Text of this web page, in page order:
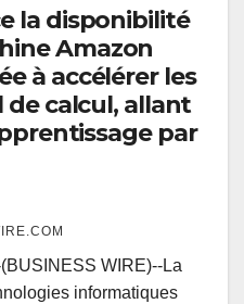
la disponibilité
Amazon
à accélérer les
de calcul, allant
par
WIRE)--La
informatiques